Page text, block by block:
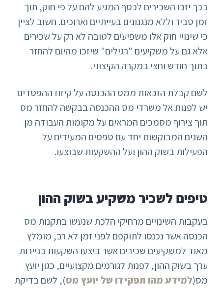
בכך יזכו השכירים לכסף המגיע להם על פי חוק, תוך
זמן סביר וללא מנגנונים בעייתיים וארוכים. חשוב לציין
כי שינויי חוק אלו משפיעים לטובה לא רק על שכירים
אלא גם על משקיעים "רגילים" שיזכו מהיום להחזר
בתוך חודש וחצי במקרה הקיצוני.
לשם קבלת הזכאות ממס ההכנסה על קיזוז ההפסדים
יש לפנות אל משרדי מס ההכנסה בבקשה להחזר מס
תוך צירוף מסמכים המראים על מקומות העבודה מן
השנים המבוקשות יחד עם טפסים המעידים על
הפעילות בשוק ההון ועל ההשקעות שבוצעו.
טיפים לשכיר משקיע בשוק ההון
בעקבות השינויים מרחיקי הלכת שנעשו בתקנות מס
הכנסה אשר נכנסו לתוקפם לפני זמן לא רב, מומלץ
מאוד למשקיעים שכירים אשר ביצעו השקעות בניירות
ערך בשוק ההון, לפנות לגורמים מקצועיים, כגון יועץ
מס(למידע מהו תפקידו של יועץ מס), לשם בדיקת